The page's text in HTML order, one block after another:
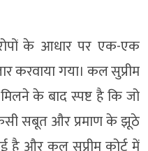
के आधार पर एक-एक
करवाया गया। कल सुप्रीम
के बाद स्पष्ट है कि जो
सबूत और प्रमाण के झूठे